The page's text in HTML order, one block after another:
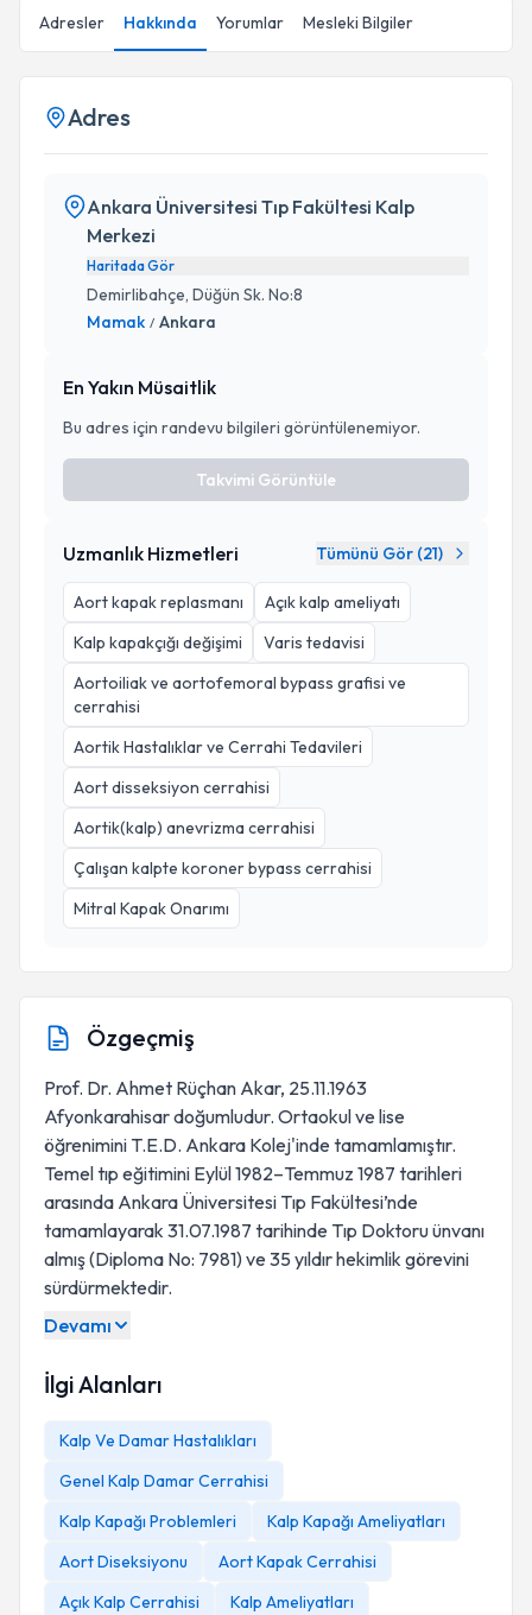
Adresler Hakkında Yorumlar Mesleki Bilgiler
Adres
Ankara Üniversitesi Tıp Fakültesi Kalp
Merkezi
Haritada Gör
Demirlibahçe, Düğün Sk. No:8
Mamak / Ankara
En Yakın Müsaitlik
Bu adres için randevu bilgileri görüntülenemiyor.
Takvimi Görüntüle
Uzmanlık Hizmetleri Tümünü Gör (21)
Aort kapak replasmanı
Açık kalp ameliyatı
Kalp kapakçığı değişimi
Varis tedavisi
Aortoiliak ve aortofemoral bypass grafisi ve
cerrahisi
Aortik Hastalıklar ve Cerrahi Tedavileri
Aort disseksiyon cerrahisi
Aortik(kalp) anevrizma cerrahisi
Çalışan kalpte koroner bypass cerrahisi
Mitral Kapak Onarımı
Özgeçmiş
Prof. Dr. Ahmet Rüçhan Akar, 25.11.1963
Afyonkarahisar doğumludur. Ortaokul ve lise
öğrenimini T.E.D. Ankara Kolej'inde tamamlamıştır.
Temel tıp eğitimini Eylül 1982–Temmuz 1987 tarihleri
arasında Ankara Üniversitesi Tıp Fakültesi’nde
tamamlayarak 31.07.1987 tarihinde Tıp Doktoru ünvanı
almış (Diploma No: 7981) ve 35 yıldır hekimlik görevini
sürdürmektedir.
Devamı
İlgi Alanları
Kalp Ve Damar Hastalıkları
Genel Kalp Damar Cerrahisi
Kalp Kapağı Problemleri
Kalp Kapağı Ameliyatları
Aort Diseksiyonu
Aort Kapak Cerrahisi
Açık Kalp Cerrahisi
Kalp Ameliyatları